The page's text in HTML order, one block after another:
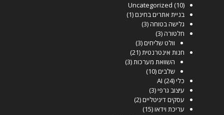
Uncategorized (10)
בניית אתרים בחינם(1)
גלישה בטוחה(3)
חלטורה(3)
וולט שליחים(3)
חנות אינטרנטית(21)
השוואת מערכות(3)
שלבים(10)
כלי AI(24)
עיצוב גרפי(3)
עסקים דיגיטליים(2)
עריכת וידאו(15)